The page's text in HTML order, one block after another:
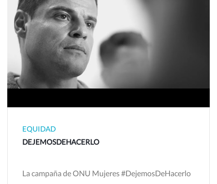
EQUIDAD
DEJEMOSDEHACERLO
La campaña de ONU Mujeres #DejemosDeHacerlo